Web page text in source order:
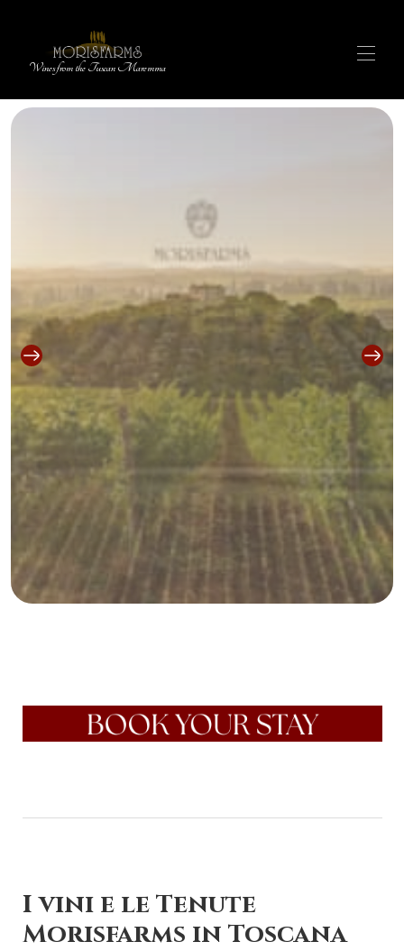
Wines from the Tuscan Maremma
I vini e le Tenute
Morisfarms in Toscana